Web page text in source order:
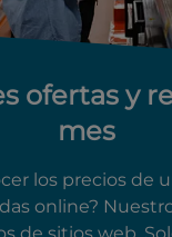
ofertas y
mes
los precios de
online?
de sitios web.